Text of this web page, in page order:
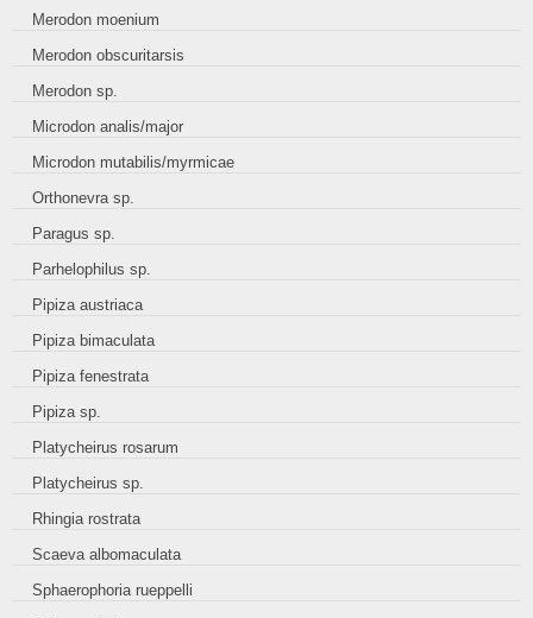
Merodon moenium
Merodon obscuritarsis
Merodon sp.
Microdon analis/major
Microdon mutabilis/myrmicae
Orthonevra sp.
Paragus sp.
Parhelophilus sp.
Pipiza austriaca
Pipiza bimaculata
Pipiza fenestrata
Pipiza sp.
Platycheirus rosarum
Platycheirus sp.
Rhingia rostrata
Scaeva albomaculata
Sphaerophoria rueppelli